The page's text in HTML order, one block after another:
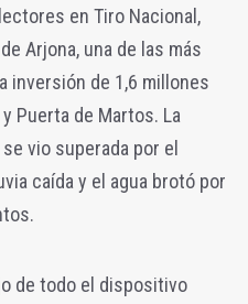
en Tiro Nacional,
Arjona, una de las más
inversión de 1,6 millones
Puerta de Martos. La
vio superada por el
caída y el agua brotó por
de todo el dispositivo